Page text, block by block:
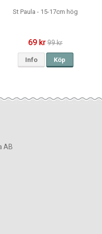
St Paula - 15-17cm hög
69 kr99 kr
Info Köp
AB